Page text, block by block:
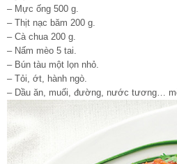
– Mực ống 500 g.
– Thịt nạc băm 200 g.
– Cà chua 200 g.
– Nấm mèo 5 tai.
– Bún tàu một lọn nhỏ.
– Tỏi, ớt, hành ngò.
– Dầu ăn, muối, đường, nước tương…